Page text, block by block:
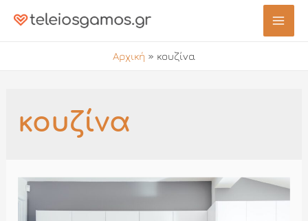
Μετάβαση
στο
Αρχική » κουζίνα
κουζίνα